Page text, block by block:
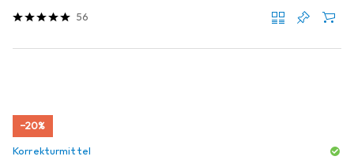
56
−20%
Korrekturmittel